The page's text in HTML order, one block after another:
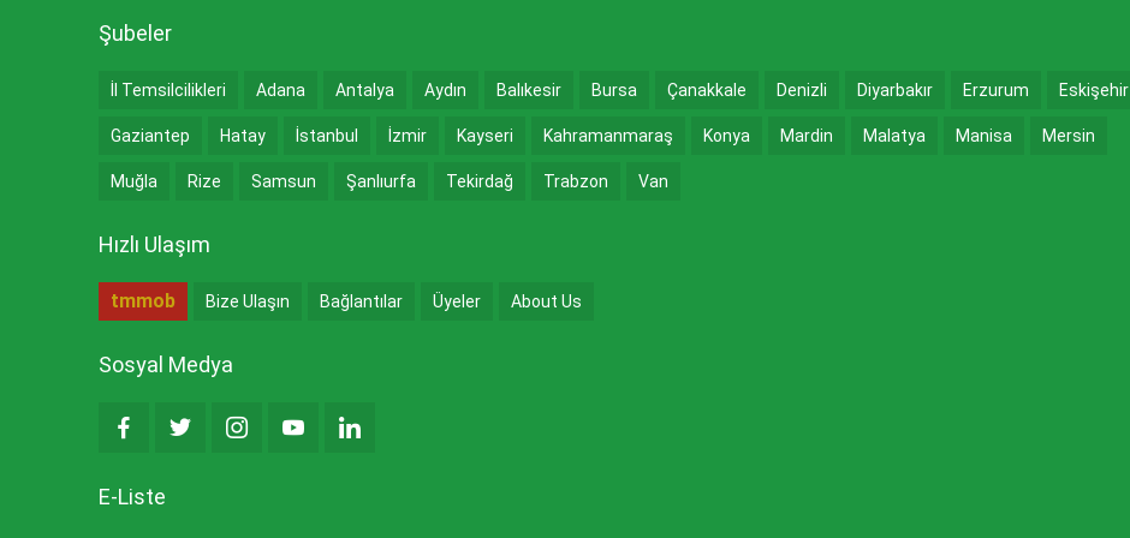
Şubeler
İl Temsilcilikleri Adana Antalya Aydın Balıkesir Bursa Çanakkale Denizli Diyarbakır Erzurum Eskişehir
Gaziantep Hatay İstanbul İzmir Kayseri Kahramanmaraş Konya Mardin Malatya Manisa Mersin
Muğla Rize Samsun Şanlıurfa Tekirdağ Trabzon Van
Hızlı Ulaşım
tmmob Bize Ulaşın Bağlantılar Üyeler About Us
Sosyal Medya
E-Liste